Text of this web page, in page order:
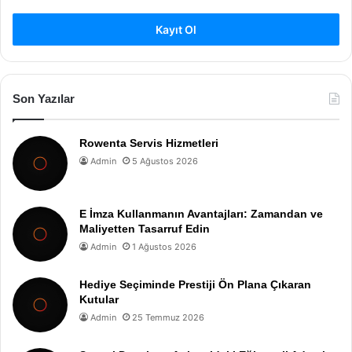
Kayıt Ol
Son Yazılar
Rowenta Servis Hizmetleri
Admin 5 Ağustos 2026
E İmza Kullanmanın Avantajları: Zamandan ve
Maliyetten Tasarruf Edin
Admin 1 Ağustos 2026
Hediye Seçiminde Prestiji Ön Plana Çıkaran
Kutular
Admin 25 Temmuz 2026